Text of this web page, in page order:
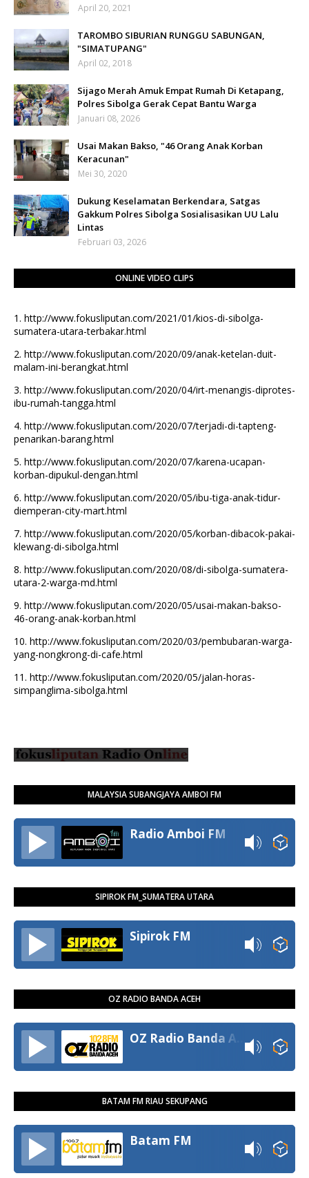
April 20, 2021
TAROMBO SIBURIAN RUNGGU SABUNGAN,
"SIMATUPANG"
April 02, 2018
Sijago Merah Amuk Empat Rumah Di Ketapang,
Polres Sibolga Gerak Cepat Bantu Warga
Januari 08, 2026
Usai Makan Bakso, "46 Orang Anak Korban
Keracunan"
Mei 30, 2020
Dukung Keselamatan Berkendara, Satgas
Gakkum Polres Sibolga Sosialisasikan UU Lalu
Lintas
Februari 03, 2026
ONLINE VIDEO CLIPS
1. http://www.fokusliputan.com/2021/01/kios-di-sibolga-
sumatera-utara-terbakar.html
2. http://www.fokusliputan.com/2020/09/anak-ketelan-duit-
malam-ini-berangkat.html
3. http://www.fokusliputan.com/2020/04/irt-menangis-diprotes-
ibu-rumah-tangga.html
4. http://www.fokusliputan.com/2020/07/terjadi-di-tapteng-
penarikan-barang.html
5. http://www.fokusliputan.com/2020/07/karena-ucapan-
korban-dipukul-dengan.html
6. http://www.fokusliputan.com/2020/05/ibu-tiga-anak-tidur-
diemperan-city-mart.html
7. http://www.fokusliputan.com/2020/05/korban-dibacok-pakai-
klewang-di-sibolga.html
8. http://www.fokusliputan.com/2020/08/di-sibolga-sumatera-
utara-2-warga-md.html
9. http://www.fokusliputan.com/2020/05/usai-makan-bakso-
46-orang-anak-korban.html
10. http://www.fokusliputan.com/2020/03/pembubaran-warga-
yang-nongkrong-di-cafe.html
11. http://www.fokusliputan.com/2020/05/jalan-horas-
simpanglima-sibolga.html
MALAYSIA SUBANGJAYA AMBOI FM
Radio Amboi FM
SIPIROK FM_SUMATERA UTARA
Sipirok FM
OZ RADIO BANDA ACEH
BATAM FM RIAU SEKUPANG
Batam FM